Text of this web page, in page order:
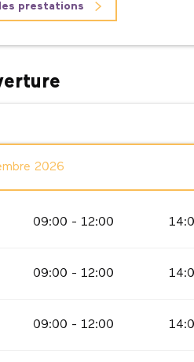
prestations
2026
09:00 - 12:00
09:00 - 12:00
09:00 - 12:00